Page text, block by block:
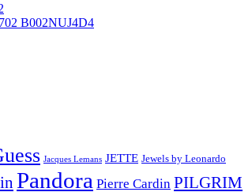
B002NUJ4D4
Jacques Lemans JETTE Jewels by Leonardo
Pandora Pierre Cardin PILGRIM